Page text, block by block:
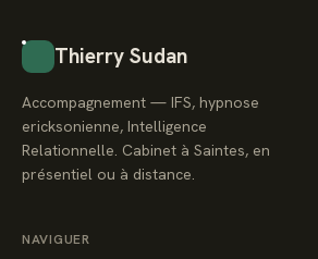
Thierry Sudan
Accompagnement — IFS, hypnose
ericksonienne, Intelligence
Relationnelle. Cabinet à Saintes, en
présentiel ou à distance.
NAVIGUER